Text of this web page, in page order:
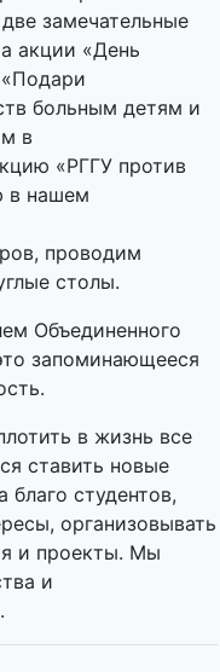
замечательные
акции «День
больным детям и
в
«РГГУ против
в нашем
проводим
столы.
Объединенного
запоминающееся
в жизнь все
ставить новые
студентов,
организовывать
и проекты. Мы
и